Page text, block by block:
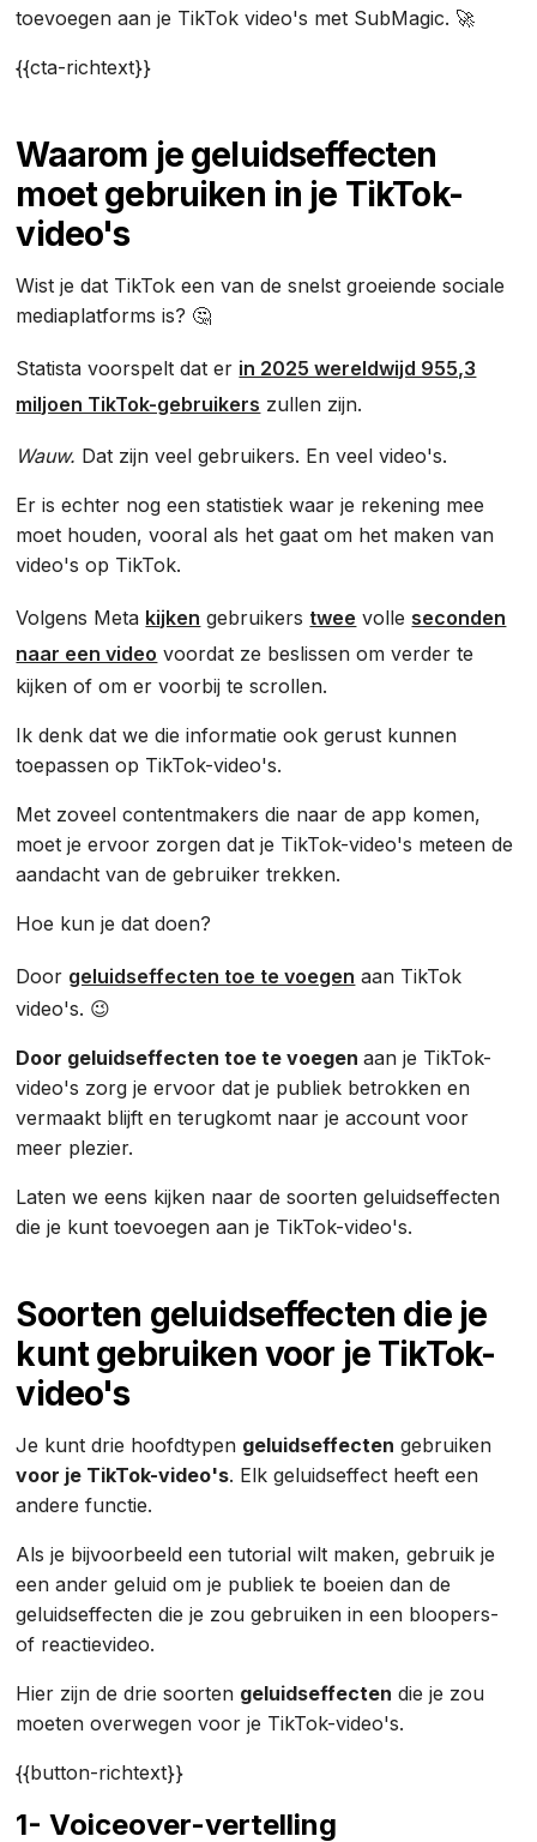
toevoegen aan je TikTok video's met SubMagic. 🚀
{{cta-richtext}}
Waarom je geluidseffecten
moet gebruiken in je TikTok-
video's
Wist je dat TikTok een van de snelst groeiende sociale
mediaplatforms is? 🤔
Statista voorspelt dat er in 2025 wereldwijd 955,3
miljoen TikTok-gebruikers zullen zijn.
Wauw. Dat zijn veel gebruikers. En veel video's.
Er is echter nog een statistiek waar je rekening mee
moet houden, vooral als het gaat om het maken van
video's op TikTok.
Volgens Meta kijken gebruikers twee volle seconden
naar een video voordat ze beslissen om verder te
kijken of om er voorbij te scrollen.
Ik denk dat we die informatie ook gerust kunnen
toepassen op TikTok-video's.
Met zoveel contentmakers die naar de app komen,
moet je ervoor zorgen dat je TikTok-video's meteen de
aandacht van de gebruiker trekken.
Hoe kun je dat doen?
Door geluidseffecten toe te voegen aan TikTok
video's. 😉
Door geluidseffecten toe te voegenaan je TikTok-
video's zorg je ervoor dat je publiek betrokken en
vermaakt blijft en terugkomt naar je account voor
meer plezier.
Laten we eens kijken naar de soorten geluidseffecten
die je kunt toevoegen aan je TikTok-video's.
Soorten geluidseffecten die je
kunt gebruiken voor je TikTok-
video's
Je kunt drie hoofdtypen geluidseffecten gebruiken
voor je TikTok-video's. Elk geluidseffect heeft een
andere functie.
Als je bijvoorbeeld een tutorial wilt maken, gebruik je
een ander geluid om je publiek te boeien dan de
geluidseffecten die je zou gebruiken in een bloopers-
of reactievideo.
Hier zijn de drie soorten geluidseffecten die je zou
moeten overwegen voor je TikTok-video's.
{{button-richtext}}
1- Voiceover-vertelling